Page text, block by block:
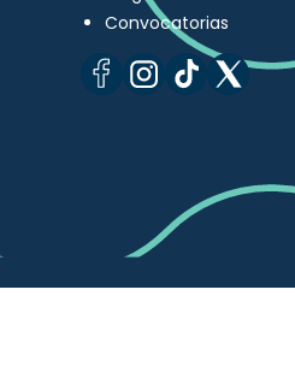
Convocatorias